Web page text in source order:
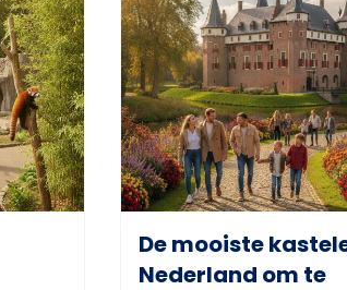
De mooiste
Nederland om te